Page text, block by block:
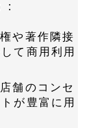
:
や著作隣接
て商用利用
店舗のコンセ
が豊富に用